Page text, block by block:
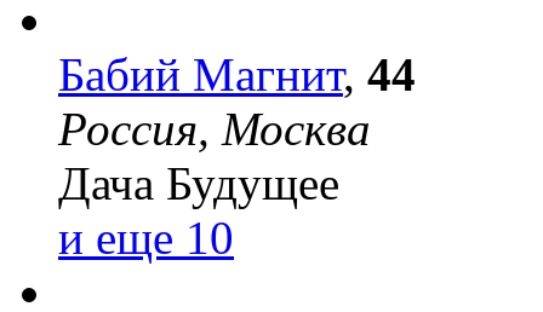
Бабий Магнит, 44
Россия, Москва
Дача Будущее
и еще 10